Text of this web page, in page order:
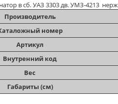
в сб. УАЗ 3303 дв. УМЗ-4213
Производитель
номер
Артикул
Внутренний код
Вес
Габариты (см)